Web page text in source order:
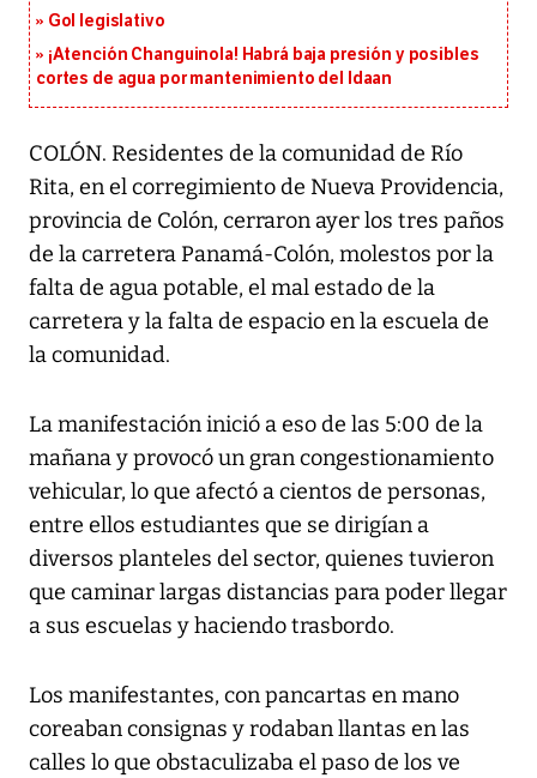
Gol legislativo
¡Atención Changuinola! Habrá baja presión y posibles
cortes de agua por mantenimiento del Idaan
COLÓN. Residentes de la comunidad de Río
Rita, en el corregimiento de Nueva Providencia,
provincia de Colón, cerraron ayer los tres paños
de la carretera Panamá-Colón, molestos por la
falta de agua potable, el mal estado de la
carretera y la falta de espacio en la escuela de
la comunidad.
La manifestación inició a eso de las 5:00 de la
mañana y provocó un gran congestionamiento
vehicular, lo que afectó a cientos de personas,
entre ellos estudiantes que se dirigían a
diversos planteles del sector, quienes tuvieron
que caminar largas distancias para poder llegar
a sus escuelas y haciendo trasbordo.
Los manifestantes, con pancartas en mano
coreaban consignas y rodaban llantas en las
calles lo que obstaculizaba el paso de los ve